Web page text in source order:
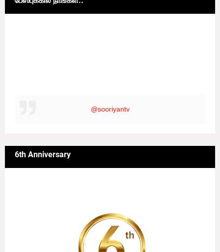
@sooriyantv
6th Anniversary